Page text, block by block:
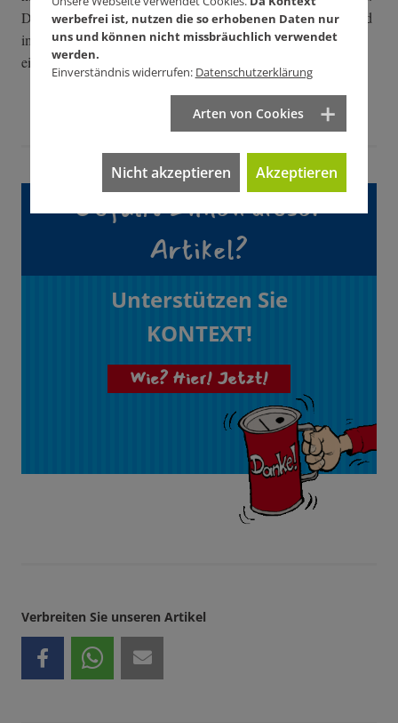
Doch auch hier gilt: nichts überstürzen, in Ruhe überlegen und
immer an die LeserInnen denken. Sie sind übrigens herzlich
eingeladen, sich an der Debatte zu beteiligen.
Gefällt Ihnen dieser
Artikel?
Unterstützen Sie
KONTEXT!
Wie? Hier! Jetzt!
Verbreiten Sie unseren Artikel
werbefrei ist, nutzen die so erhobenen Daten nur
uns und können nicht missbräuchlich verwendet
werden.
Einverständnis widerrufen: Datenschutzerklärung
Arten von Cookies
Nicht akzeptieren Akzeptieren